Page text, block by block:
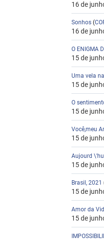
16 de
Sonhos (
16 de
O ENIGMA
15 de
Uma vela
15 de
O
15 de
Você,meu
15 de
Aujourd
15 de
Brasil, 2021
15 de
Amor da
15 de